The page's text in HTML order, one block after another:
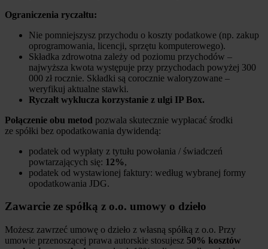
Ograniczenia ryczałtu:
Nie pomniejszysz przychodu o koszty podatkowe (np. zakup
oprogramowania, licencji, sprzętu komputerowego).
Składka zdrowotna zależy od poziomu przychodów –
najwyższa kwota występuje przy przychodach powyżej 300
000 zł rocznie. Składki są corocznie waloryzowane –
weryfikuj aktualne stawki.
Ryczałt wyklucza korzystanie z ulgi IP Box.
Połączenie obu metod pozwala skutecznie wypłacać środki
ze spółki bez opodatkowania dywidendą:
podatek od wypłaty z tytułu powołania / świadczeń
powtarzających się: 12%,
podatek od wystawionej faktury: według wybranej formy
opodatkowania JDG.
Zawarcie ze spółką z o.o. umowy o dzieło
Możesz zawrzeć umowę o dzieło z własną spółką z o.o. Przy
umowie przenoszącej prawa autorskie stosujesz 50% kosztów